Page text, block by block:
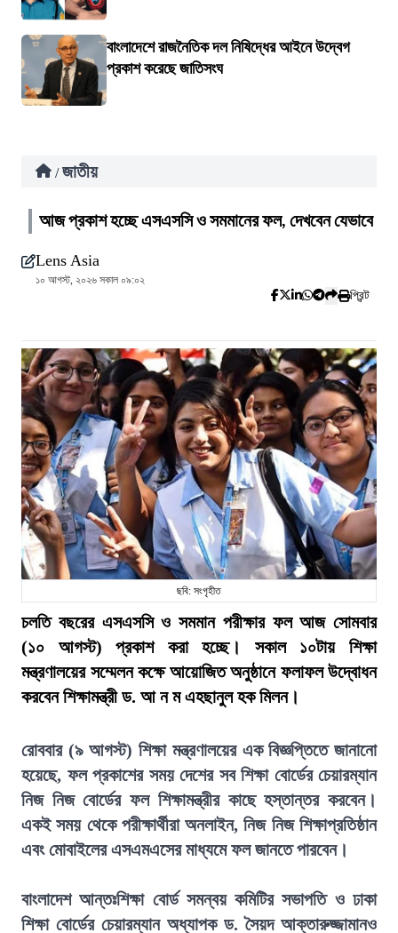
বাংলাদেশে রাজনৈতিক দল নিষিদ্ধের আইনে উদ্বেগ
প্রকাশ করেছে জাতিসংঘ
/ জাতীয়
আজ প্রকাশ হচ্ছে এসএসসি ও সমমানের ফল, দেখবেন যেভাবে
Lens Asia
১০ আগস্ট, ২০২৬ সকাল ০৯:০২
প্রিন্ট
ছবি: সংগৃহীত
চলতি বছরের এসএসসি ও সমমান পরীক্ষার ফল আজ সোমবার
(১০ আগস্ট) প্রকাশ করা হচ্ছে। সকাল ১০টায় শিক্ষা
মন্ত্রণালয়ের সম্মেলন কক্ষে আয়োজিত অনুষ্ঠানে ফলাফল উদ্বোধন
করবেন শিক্ষামন্ত্রী ড. আ ন ম এহছানুল হক মিলন।
রোববার (৯ আগস্ট) শিক্ষা মন্ত্রণালয়ের এক বিজ্ঞপ্তিতে জানানো
হয়েছে, ফল প্রকাশের সময় দেশের সব শিক্ষা বোর্ডের চেয়ারম্যান
নিজ নিজ বোর্ডের ফল শিক্ষামন্ত্রীর কাছে হস্তান্তর করবেন।
একই সময় থেকে পরীক্ষার্থীরা অনলাইন, নিজ নিজ শিক্ষাপ্রতিষ্ঠান
এবং মোবাইলের এসএমএসের মাধ্যমে ফল জানতে পারবেন।
বাংলাদেশ আন্তঃশিক্ষা বোর্ড সমন্বয় কমিটির সভাপতি ও ঢাকা
শিক্ষা বোর্ডের চেয়ারম্যান অধ্যাপক ড. সৈয়দ আক্তারুজ্জামানও